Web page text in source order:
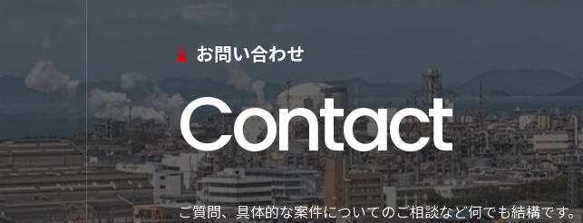
お問い合わせ
Contact
ご質問、具体的な案件についてのご相談など何でも結構です。